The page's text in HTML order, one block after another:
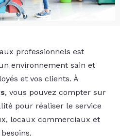
professionnels est
environnement sain et
et vos clients. À
, vous pouvez compter sur
pour réaliser le service
locaux commerciaux et